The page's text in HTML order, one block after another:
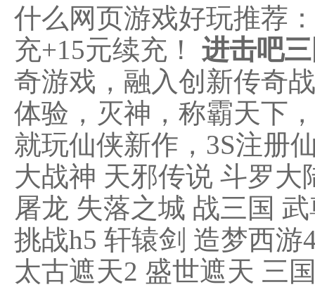
什么网页游戏好玩推荐
充+15元续充！ 进击吧
奇游戏，融入创新传奇
体验，灭神，称霸天下
就玩仙侠新作，3S注册
大战神 天邪传说 斗罗
屠龙 失落之城 战三国
挑战h5 轩辕剑 造梦西游
太古遮天2 盛世遮天 三